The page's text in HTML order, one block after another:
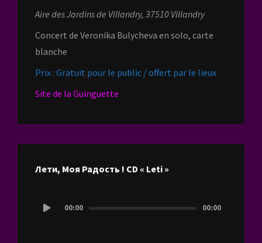
Aire des Jardins de Villandry, 37510 Villandry
Concert de Veronika Bulycheva en solo, carte
blanche
Prix : Gratuit pour le public / offert par le lieux
Site de la Guinguette
Лети, Моя Радость ! CD « Leti »
audio
00:00 00:00